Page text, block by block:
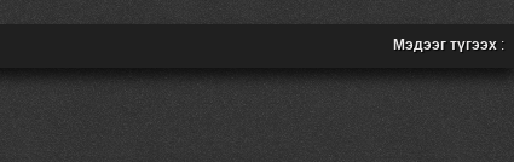
Мэдээг түгээх :